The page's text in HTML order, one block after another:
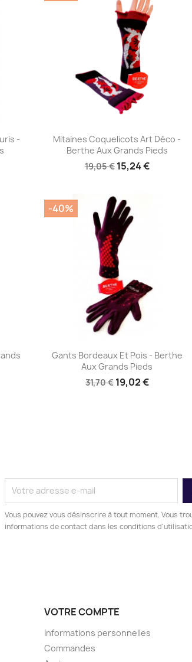
-
Aperçu rapide
Mitaines Coquelicots Art Déco -
Berthe Aux Grands Pieds
19,05 € 15,24 €
Aperçu rapide
Gants Bordeaux Et Pois - Berthe
Aux Grands Pieds
31,70 € 19,02 €
-40%
Vous pouvez vous désinscrire à tout moment. Vous
informations de contact dans les conditions
VOTRE COMPTE
Informations personnelles
Commandes